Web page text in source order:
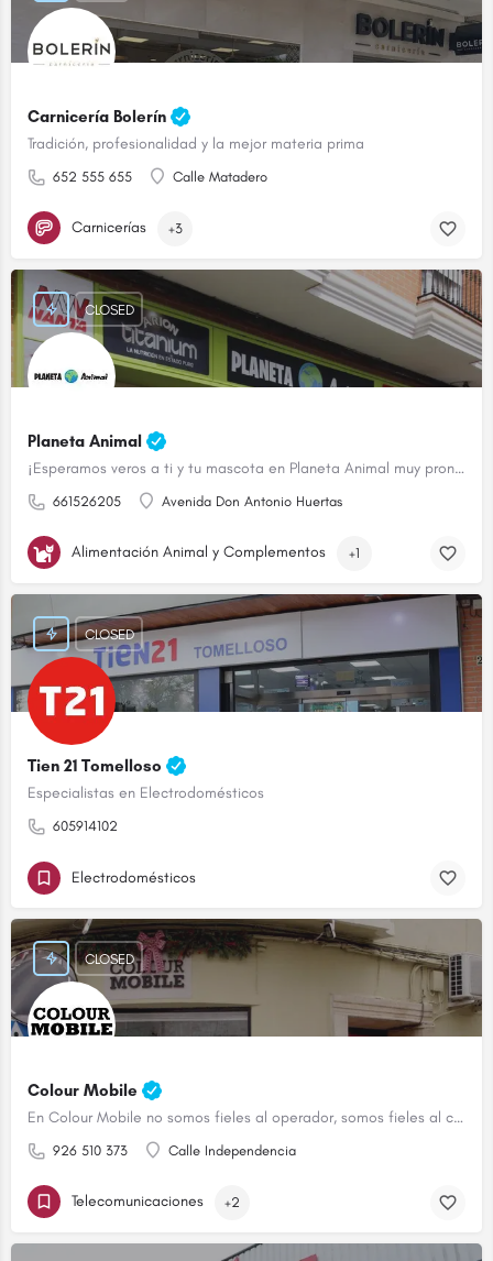
Carnicería Bolerín
Tradición, profesionalidad y la mejor materia prima
652 555 655 Calle Matadero
Carnicerías +3
Planeta Animal
¡Esperamos veros a ti y tu mascota en Planeta Animal muy pronto!
661526205 Avenida Don Antonio Huertas
CLOSED
Alimentación Animal y Complementos +1
Tien 21 Tomelloso
Especialistas en Electrodomésticos
605914102
CLOSED
Electrodomésticos
Colour Mobile
En Colour Mobile no somos fieles al operador, somos fieles al cliente
926 510 373 Calle Independencia
CLOSED
Telecomunicaciones +2